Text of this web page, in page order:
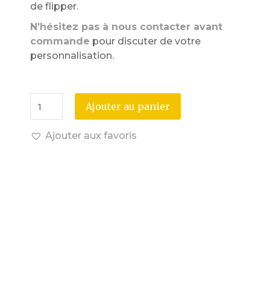
de flipper.
N’hésitez pas à nous contacter avant
commande pour discuter de votre
personnalisation.
Ajouter au panier
Ajouter aux favoris